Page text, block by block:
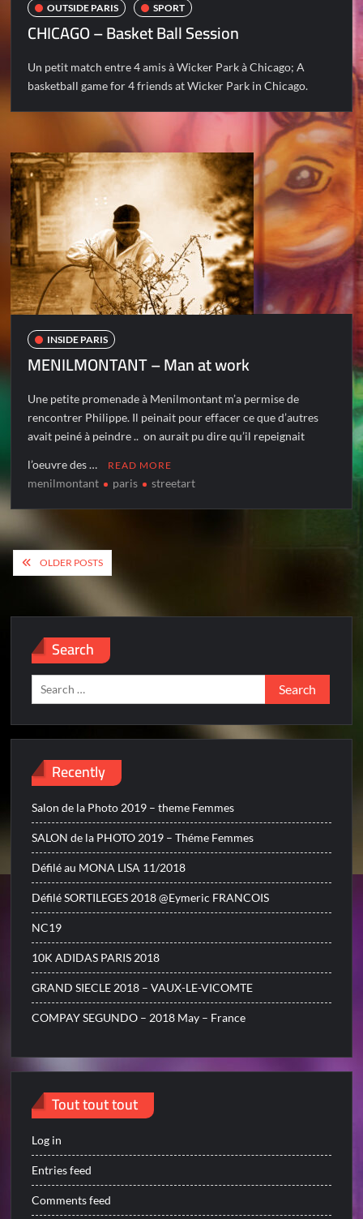
OUTSIDE PARIS SPORT
CHICAGO – Basket Ball Session
Un petit match entre 4 amis à Wicker Park à Chicago; A
basketball game for 4 friends at Wicker Park in Chicago.
INSIDE PARIS
MENILMONTANT – Man at work
Une petite promenade à Menilmontant m’a permise de
rencontrer Philippe. Il peinait pour effacer ce que d’autres
avait peiné à peindre .. on aurait pu dire qu’il repeignait
l’oeuvre des … READ MORE
menilmontant paris streetart
Posts
navigation
OLDER POSTS
Search
Search
for:
Recently
Salon de la Photo 2019 – theme Femmes
SALON de la PHOTO 2019 – Théme Femmes
Défilé au MONA LISA 11/2018
Défilé SORTILEGES 2018 @Eymeric FRANCOIS
NC19
10K ADIDAS PARIS 2018
GRAND SIECLE 2018 – VAUX-LE-VICOMTE
COMPAY SEGUNDO – 2018 May – France
Tout tout tout
Log in
Entries feed
Comments feed